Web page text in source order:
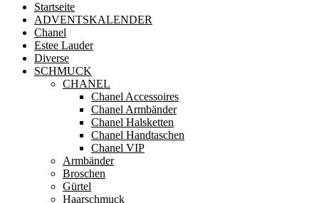
Startseite
ADVENTSKALENDER
Chanel
Estee Lauder
Diverse
SCHMUCK
CHANEL
Chanel Accessoires
Chanel Armbänder
Chanel Halsketten
Chanel Handtaschen
Chanel VIP
Armbänder
Broschen
Gürtel
Haarschmuck